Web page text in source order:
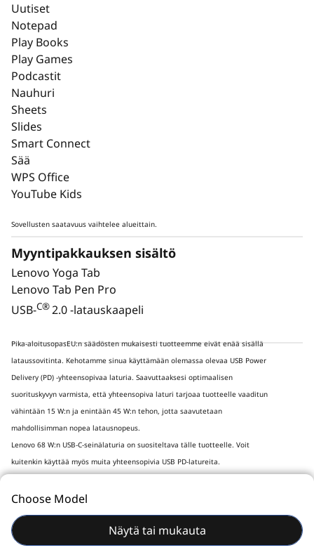
virrata. Voit luonnostella, tallentaa, parannella
ja muokata kuvia – sujuvasti, intuitiivisesti ja
LENOVO TAB PEN PRO
Piirrä
luonnollisesti
palautteella ja luonnollisella kynän
äänellä. Kaksoisnapauttamalla voit
vaihtaa työkaluja, kopioida tai liittää
yhdellä pyyhkäisyllä. Erittäin lyhyen
Uutiset
Notepad
Play Books
Play Games
Podcastit
Nauhuri
Sheets
Slides
Smart Connect
Sää
WPS Office
YouTube Kids
Sovellusten saatavuus vaihtelee alueittain.
Myyntipakkauksen sisältö
Lenovo Yoga Tab
Lenovo Tab Pen Pro
USB-C®2.0 -latauskaapeli
Pika-aloitusopasEU:n säädösten mukaisesti tuotteemme eivät enää sisällä
lataussovitinta. Kehotamme sinua käyttämään olemassa olevaa USB Power
Delivery (PD) -yhteensopivaa laturia. Saavuttaaksesi optimaalisen
suorituskyvyn varmista, että yhteensopiva laturi tarjoaa tuotteelle vaaditun
vähintään 15 W:n ja enintään 45 W:n tehon, jotta saavutetaan
mahdollisimman nopea latausnopeus.
Lenovo 68 W:n USB-C-seinälaturia on suositeltava tälle tuotteelle. Voit
kuitenkin käyttää myös muita yhteensopivia USB PD-latureita.
www.lenovo.com/support/.
Kattavat tekniset tiedot
Tuotteen teknisten tietojen viite:Mallit, tekniset tiedot,
dokumentaatio, yhteensopivuus (englanniksi)
Choose Model
Näytä tai mukauta